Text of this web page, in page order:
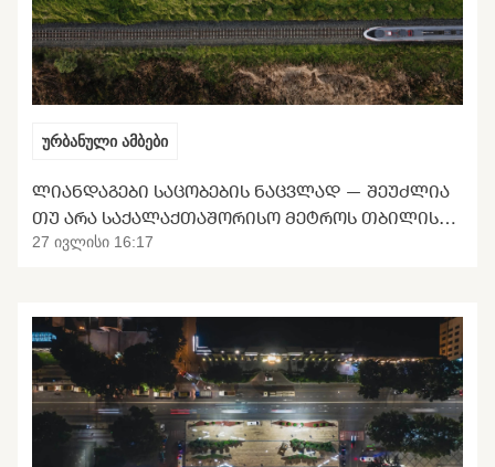
ურბანული ამბები
ᲚᲘᲐᲜᲓᲐᲒᲔᲑᲘ ᲡᲐᲪᲝᲑᲔᲑᲘᲡ ᲜᲐᲪᲕᲚᲐᲓ — ᲨᲔᲣᲫᲚᲘᲐ
ᲗᲣ ᲐᲠᲐ ᲡᲐᲥᲐᲚᲐᲥᲗᲐᲨᲝᲠᲘᲡᲝ ᲛᲔᲢᲠᲝᲡ ᲗᲑᲘᲚᲘᲡᲘᲡ
ᲒᲐᲜᲢᲕᲘᲠᲗᲕᲐ
27 ივლისი 16:17